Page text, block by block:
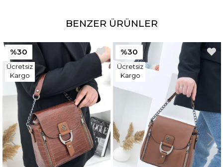
BENZER ÜRÜNLER
%30
Ücretsiz
Kargo
%30
Ücretsiz
Kargo